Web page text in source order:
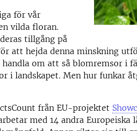
för vår
vilda floran.
tillgång på
att hejda denna minskning
handla om att så blomremsor i
i landskapet. Men hur funkar
från EU-projektet
med 14 andra Europeiska